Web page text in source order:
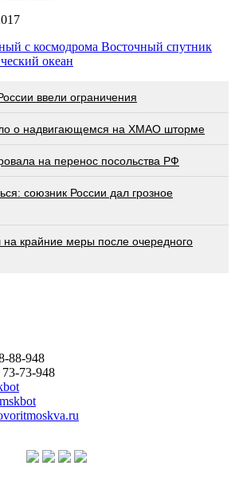
с космодрома Восточный спутник
океан
ввели ограничения
о надвигающемся на ХМАО шторме
на перенос посольства РФ
союзник России дал грозное
крайние меры после очередного
88-948
73-948